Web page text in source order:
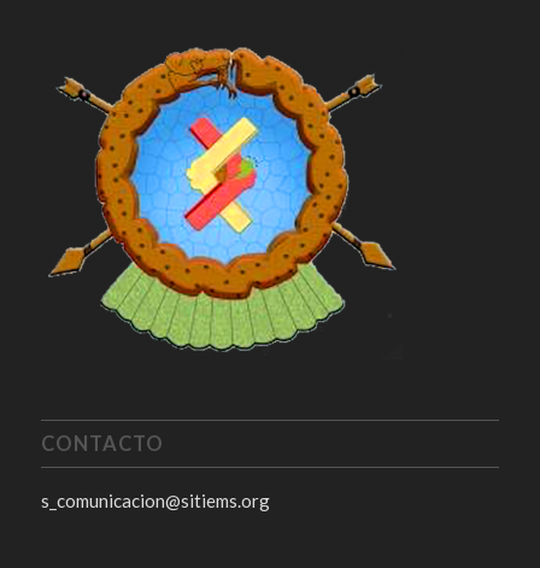
CONTACTO
s_comunicacion@sitiems.org